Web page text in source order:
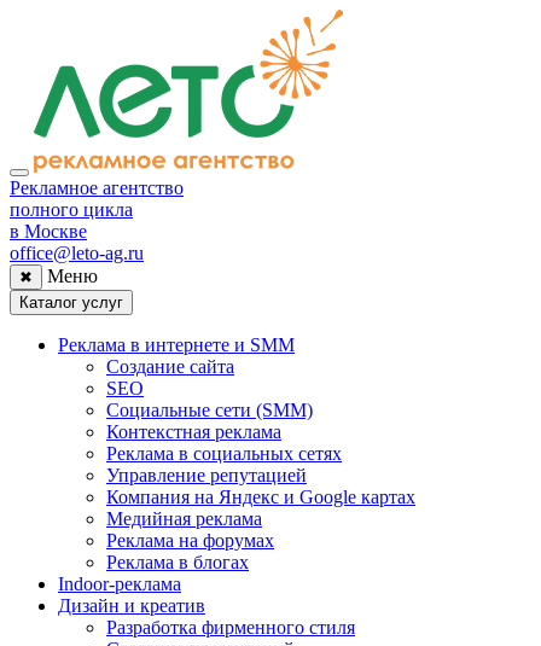
Рекламное агентство
полного цикла
в Москве
office@leto-ag.ru
✖ Меню
Каталог услуг
Реклама в интернете и SMM
Создание сайта
SEO
Социальные сети (SMM)
Контекстная реклама
Реклама в социальных сетях
Управление репутацией
Компания на Яндекс и Google картах
Медийная реклама
Реклама на форумах
Реклама в блогах
Indoor-реклама
Дизайн и креатив
Разработка фирменного стиля